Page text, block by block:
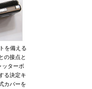
を備える
の接点と
ッターボ
る決定キ
カバーを